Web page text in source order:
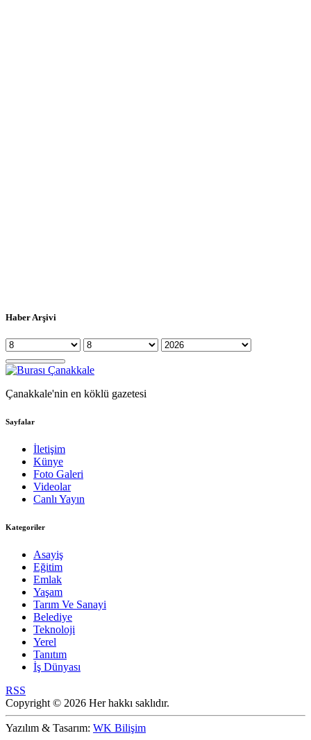
Haber Arşivi
Çanakkale'nin en köklü gazetesi
Sayfalar
İletişim
Künye
Foto Galeri
Videolar
Canlı Yayın
Kategoriler
Asayiş
Eğitim
Emlak
Yaşam
Tarım Ve Sanayi
Belediye
Teknoloji
Yerel
Tanıtım
İş Dünyası
RSS
Copyright © 2026 Her hakkı saklıdır.
Yazılım & Tasarım: WK Bilişim